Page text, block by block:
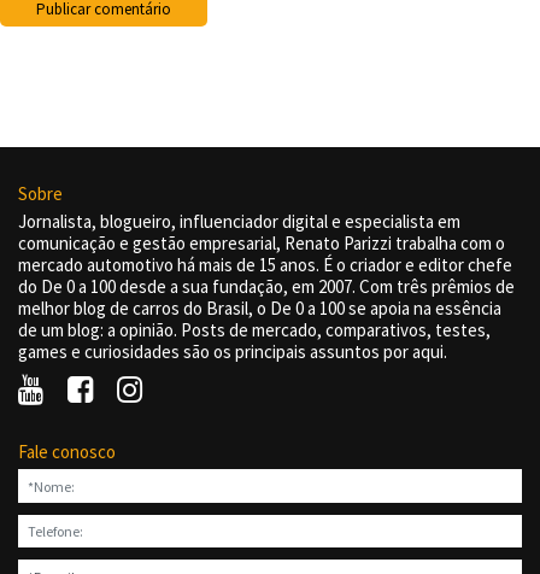
Sobre
Jornalista, blogueiro, influenciador digital e especialista em
comunicação e gestão empresarial, Renato Parizzi trabalha com o
mercado automotivo há mais de 15 anos. É o criador e editor chefe
do De 0 a 100 desde a sua fundação, em 2007. Com três prêmios de
melhor blog de carros do Brasil, o De 0 a 100 se apoia na essência
de um blog: a opinião. Posts de mercado, comparativos, testes,
games e curiosidades são os principais assuntos por aqui.
Fale conosco